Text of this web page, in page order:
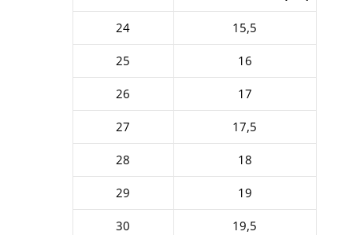
24 15,5
25 16
26 17
27 17,5
28 18
29 19
30 19,5